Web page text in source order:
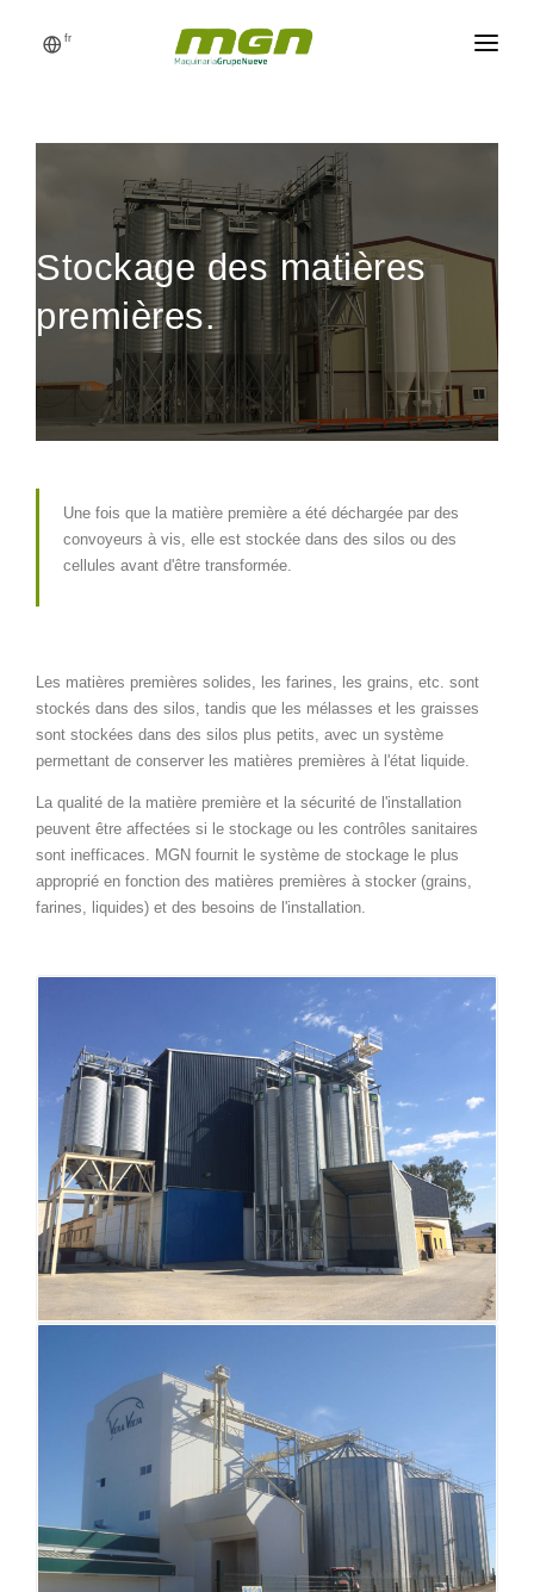
fr
USINE D’ALIMENTS
PROCESSUS
PRODUITS
RÉFÉRENCES
NOUVELLES
DEMANDEZ UN DEVIS
Stockage des matières
premières.
Une fois que la matière première a été déchargée par des
convoyeurs à vis, elle est stockée dans des silos ou des
cellules avant d'être transformée.
Les matières premières solides, les farines, les grains, etc. sont
stockés dans des silos, tandis que les mélasses et les graisses
sont stockées dans des silos plus petits, avec un système
permettant de conserver les matières premières à l'état liquide.
La qualité de la matière première et la sécurité de l'installation
peuvent être affectées si le stockage ou les contrôles sanitaires
sont inefficaces. MGN fournit le système de stockage le plus
approprié en fonction des matières premières à stocker (grains,
farines, liquides) et des besoins de l'installation.